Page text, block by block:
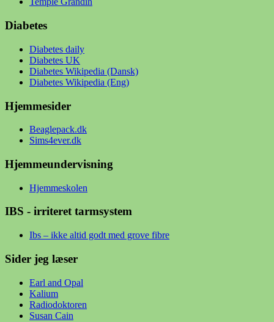
Diabetes
Diabetes daily
Diabetes UK
Diabetes Wikipedia (Dansk)
Diabetes Wikipedia (Eng)
Hjemmesider
Beaglepack.dk
Sims4ever.dk
Hjemmeundervisning
Hjemmeskolen
IBS - irriteret tarmsystem
Ibs – ikke altid godt med grove fibre
Sider jeg læser
Earl and Opal
Kalium
Radiodoktoren
Susan Cain